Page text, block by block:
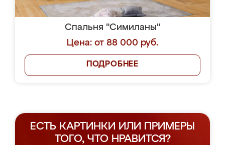
Спальня "Симиланы"
Цена: от 88 000 руб.
ПОДРОБНЕЕ
ЕСТЬ КАРТИНКИ ИЛИ ПРИМЕРЫ
ТОГО, ЧТО НРАВИТСЯ?